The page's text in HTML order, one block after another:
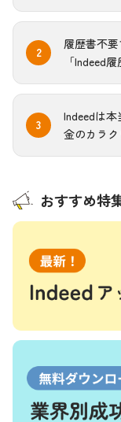
履歴書不
「Indeed
Indeedは
金のカラ
おすすめ特